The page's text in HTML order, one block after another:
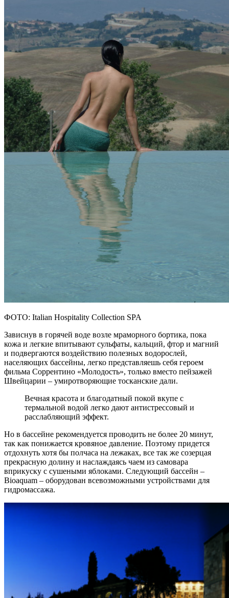
ФОТО: Italian Hospitality Collection SPA
Зависнув в горячей воде возле мраморного бортика, пока
кожа и легкие впитывают сульфаты, кальций, фтор и магний
и подвергаются воздействию полезных водорослей,
населяющих бассейны, легко представляешь себя героем
фильма Соррентино «Молодость», только вместо пейзажей
Швейцарии – умиротворяющие тосканские дали.
Вечная красота и благодатный покой вкупе с
термальной водой легко дают антистрессовый и
расслабляющий эффект.
Но в бассейне рекомендуется проводить не более 20 минут,
так как понижается кровяное давление. Поэтому придется
отдохнуть хотя бы полчаса на лежаках, все так же созерцая
прекрасную долину и наслаждаясь чаем из самовара
вприкуску с сушеными яблоками. Следующий бассейн –
Bioaquam – оборудован всевозможными устройствами для
гидромассажа.